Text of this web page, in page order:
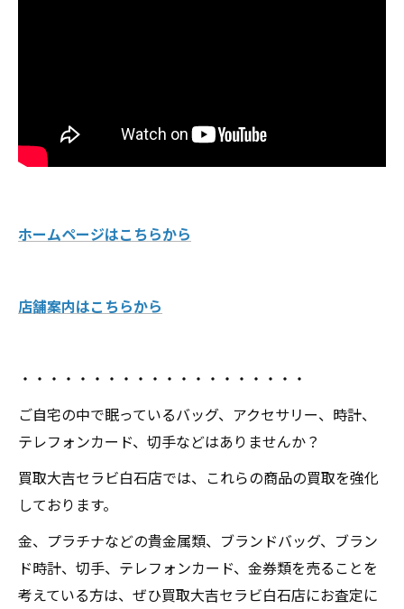
ホームページはこちらから
店舗案内はこちらから
・・・・・・・・・・・・・・・・・・・・
ご自宅の中で眠っているバッグ、アクセサリー、時計、
テレフォンカード、切手などはありませんか？
買取大吉セラビ白石店では、これらの商品の買取を強化
しております。
金、プラチナなどの貴金属類、ブランドバッグ、ブラン
ド時計、切手、テレフォンカード、金券類を売ることを
考えている方は、ぜひ買取大吉セラビ白石店にお査定に